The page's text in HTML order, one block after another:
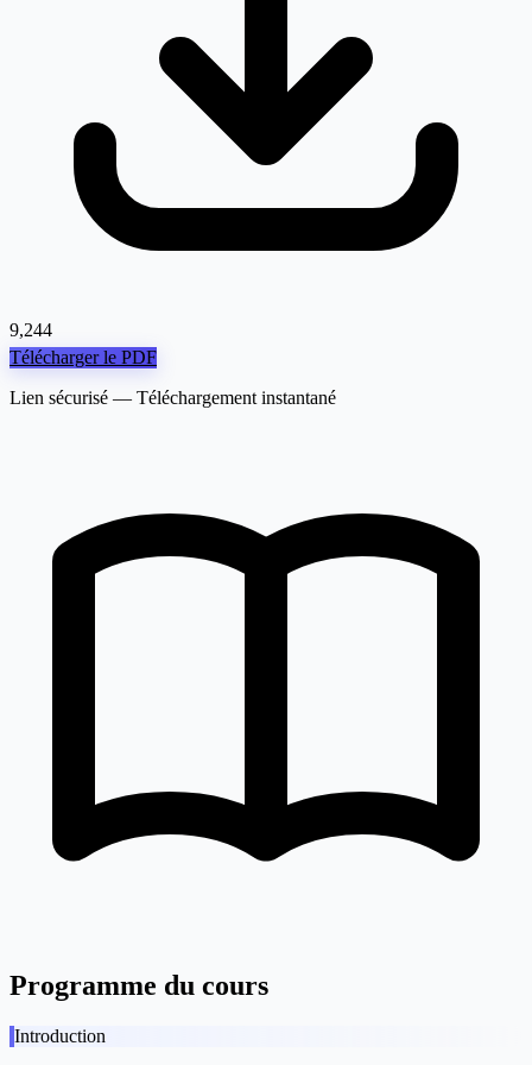
9,244
Télécharger le PDF
Lien sécurisé — Téléchargement instantané
Programme du cours
Introduction